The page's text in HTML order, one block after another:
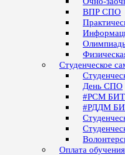
ВПР СПО
Студенческое
День СПО
#РСМ БИТ
#РДДМ
Оплата обучения